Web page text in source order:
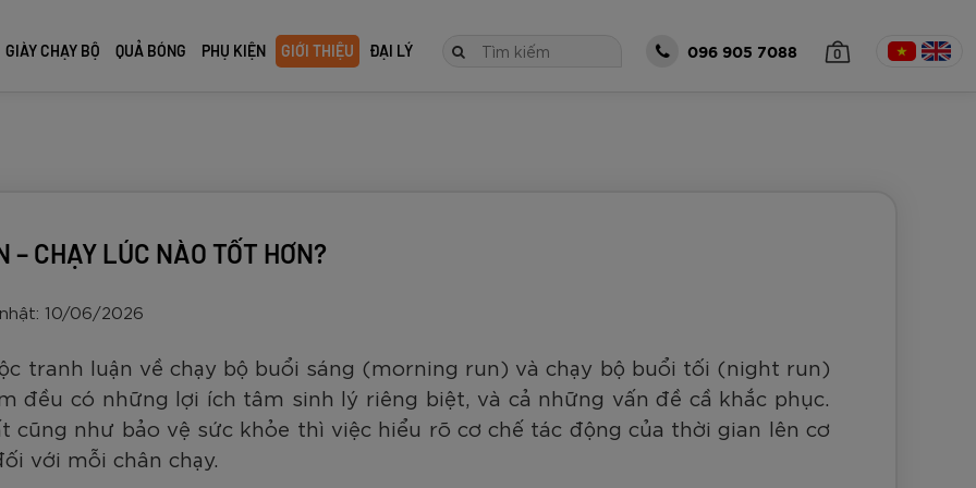
Tím
Giày Đá Bóng Zocker
Inspire Pro Gen 2 Xanh
Power -
Vợt Pickleball Zocker
HP06 Pro Series Power -
GIÀY CHẠY BỘ
2 Full
Giày Chạy Bộ Zocker
Speed Light Gen 2 Full
QUẢ BÓNG
cao
size 5
Quả bóng đá tiêu chuẩn thi
đấu Latico size 5 da
Quả bóng đá size 5 Zocker
PHỤ KIỆN
Zocker
Găng Tay Thủ Môn Zocker
Gloves Fabien
Găng Tay Thủ Môn Zocker
GIỚI THIỆU ĐẠI LÝ 096 905 7088 0
– CHẠY LÚC NÀO TỐT HƠN?
10/06/2026
tranh luận về chạy bộ buổi sáng (morning run) và chạy bộ buổi tối (night run)
đều có những lợi ích tâm sinh lý riêng biệt, và cả những vấn đề cầ khắc phục.
cũng như bảo vệ sức khỏe thì việc hiểu rõ cơ chế tác động của thời gian lên cơ
với mỗi chân chạy.